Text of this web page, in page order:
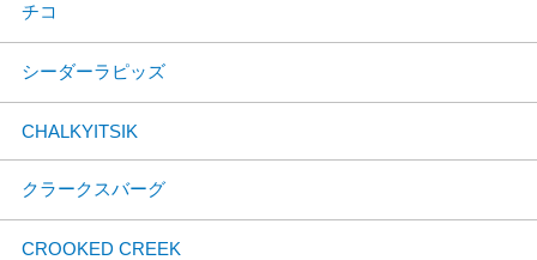
チコ
シーダーラピッズ
CHALKYITSIK
クラークスバーグ
CROOKED CREEK